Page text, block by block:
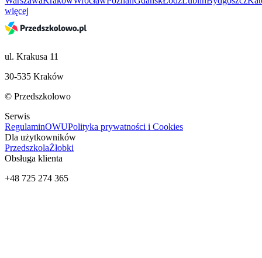
więcej
ul. Krakusa 11
30-535 Kraków
© Przedszkolowo
Serwis
RegulaminOWUPolityka prywatności i Cookies
Dla użytkowników
PrzedszkolaŻłobki
Obsługa klienta
+48 725 274 365